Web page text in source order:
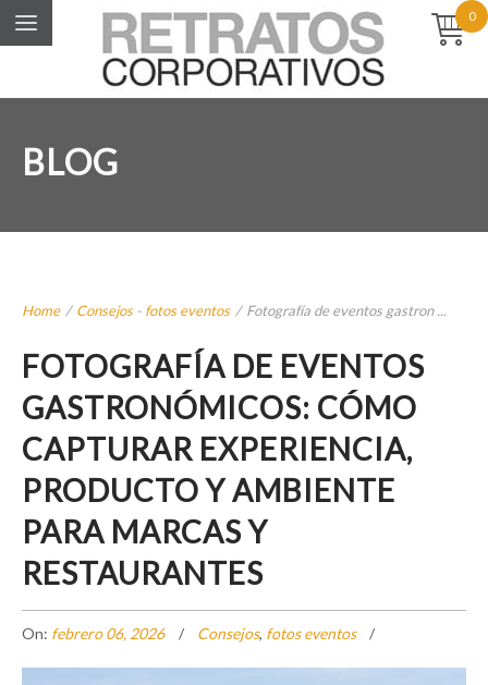
0
BLOG
Home / Consejos - fotos eventos / Fotografía de eventos gastron ...
FOTOGRAFÍA DE EVENTOS
GASTRONÓMICOS: CÓMO
CAPTURAR EXPERIENCIA,
PRODUCTO Y AMBIENTE
PARA MARCAS Y
RESTAURANTES
On: febrero 06, 2026 Consejos, fotos eventos